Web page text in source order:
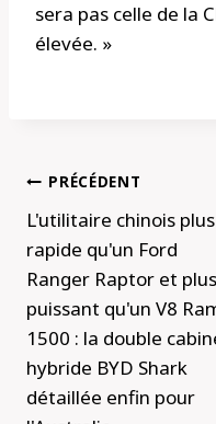
sera pas celle de la
élevée. »
Navigation
de
l’article
PRÉCÉDENT
L'utilitaire chinois plus
rapide qu'un Ford
Ranger Raptor et plus
puissant qu'un V8
1500 : la double
hybride BYD Shark
détaillée enfin pour